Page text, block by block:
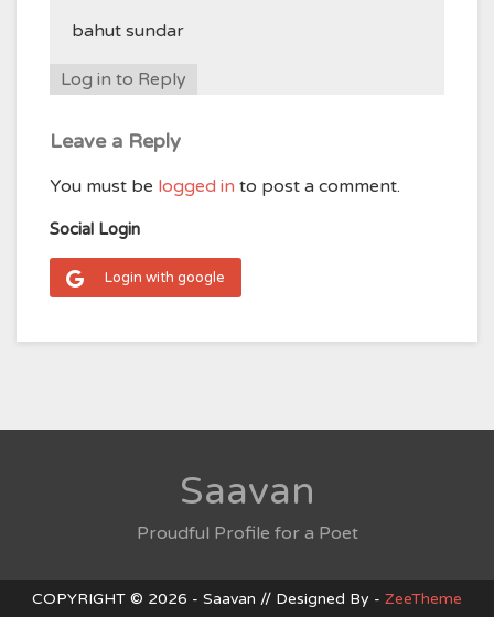
bahut sundar
Log in to Reply
Leave a Reply
You must be logged in to post a comment.
Social Login
Login with google
Saavan
Proudful Profile for a Poet
COPYRIGHT © 2026 - Saavan // Designed By - ZeeTheme